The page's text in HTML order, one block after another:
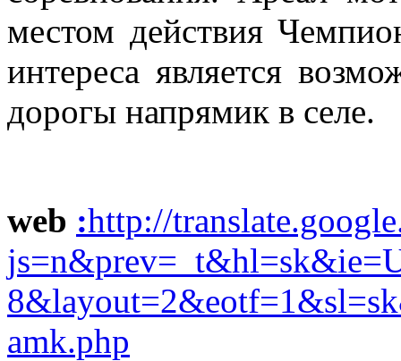
местом действия
интереса является
дорогы напрямик в селе.
web :http://
amk.php